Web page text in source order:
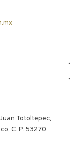
Totoltepec,
C. P. 53270